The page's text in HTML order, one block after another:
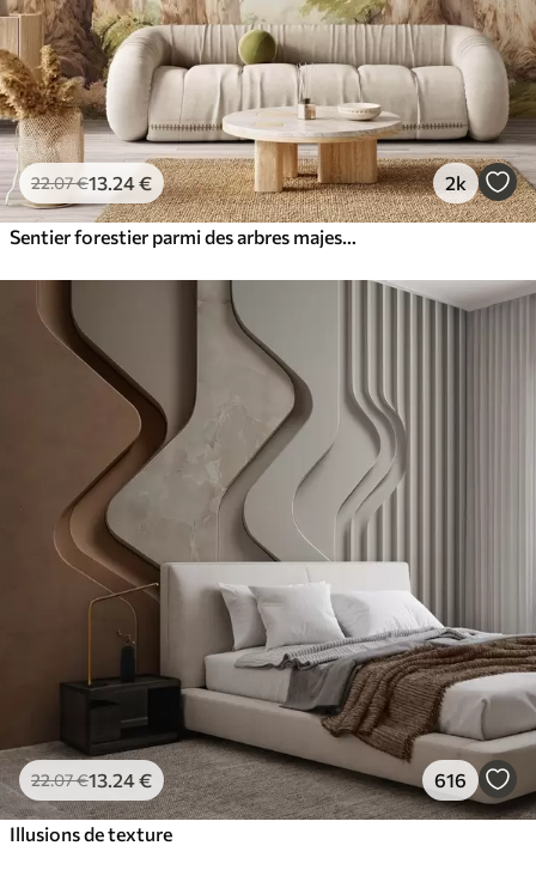
22.07€13 .24€ 2k
22.07€13 .24€ 616
Illusions de texture